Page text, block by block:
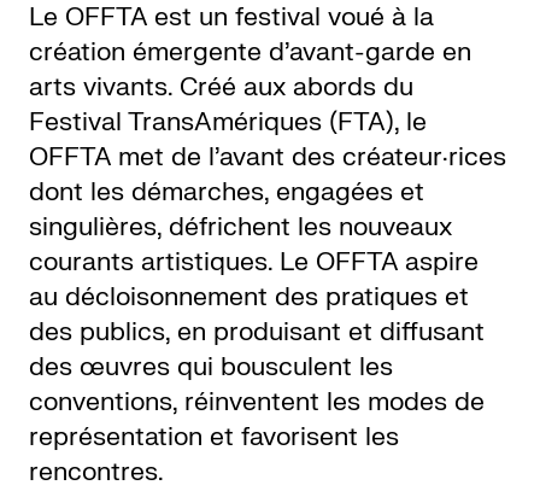
Le OFFTA est un festival voué à la
création émergente d’avant-garde en
arts vivants. Créé aux abords du
Festival TransAmériques (FTA), le
OFFTA met de l’avant des créateur·rices
dont les démarches, engagées et
singulières, défrichent les nouveaux
courants artistiques. Le OFFTA aspire
au décloisonnement des pratiques et
des publics, en produisant et diffusant
des œuvres qui bousculent les
conventions, réinventent les modes de
représentation et favorisent les
rencontres.